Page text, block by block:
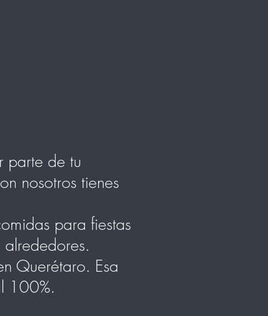
parte de tu
nosotros tienes
para fiestas
Querétaro. Esa
100%.